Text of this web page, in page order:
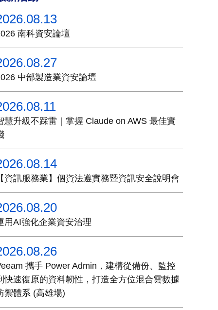
南科資安論壇
中部製造業資安論壇
慧升級不踩雷｜掌握 Claude on AWS 最佳實
資訊服務業】個資法遵實務暨資訊安全說明會
用AI強化企業資安治理
攜手 Power Admin，建構從備份、監控
快速復原的資料韌性，打造全方位混合雲數據
禦體系 (高雄場)